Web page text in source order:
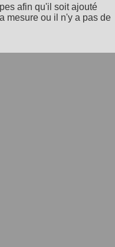
afin qu'il soit ajouté
mesure ou il n'y a pas de